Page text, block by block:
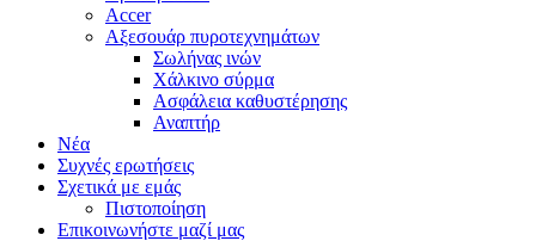
Accer
Αξεσουάρ πυροτεχνημάτων
Σωλήνας ινών
Χάλκινο σύρμα
Ασφάλεια καθυστέρησης
Αναπτήρ
Νέα
Συχνές ερωτήσεις
Σχετικά με εμάς
Πιστοποίηση
Επικοινωνήστε μαζί μας